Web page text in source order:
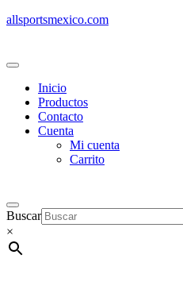
allsportsmexico.com
Inicio
Productos
Contacto
Cuenta
Mi cuenta
Carrito
Buscar
×